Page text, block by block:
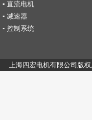
▪ 直流电机
▪ 减速器
▪ 控制系统
上海四宏电机有限公司版